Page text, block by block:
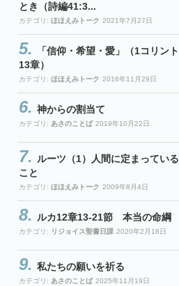
とき（詩編41:3...
カテゴリ: ほほえみトーク 2021年7月27日
「信仰・希望・愛」（1コリント
13章）
カテゴリ: ほほえみトーク 2016年11月29日
神からの割当て
カテゴリ: あさのことば 2019年10月22日
ルーツ（1）人間に定まっている
こと
カテゴリ: ほほえみトーク 2009年8月4日
ルカ12章13-21節 本当の命綱
カテゴリ: リジョイス聖書日課 2020年2月18日
私たちの願いを祈る
カテゴリ: あさのことば 2025年11月19日